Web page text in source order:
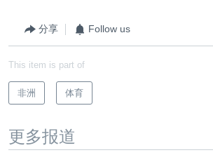
分享 Follow us
This item is part of
非洲 体育
更多报道